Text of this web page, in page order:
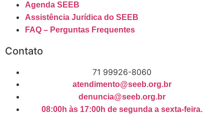
Agenda SEEB
Assistência Jurídica do SEEB
FAQ – Perguntas Frequentes
Contato
71 99926-8060
atendimento@seeb.org.br
denuncia@seeb.org.br
08:00h às 17:00h de segunda a sexta-feira.